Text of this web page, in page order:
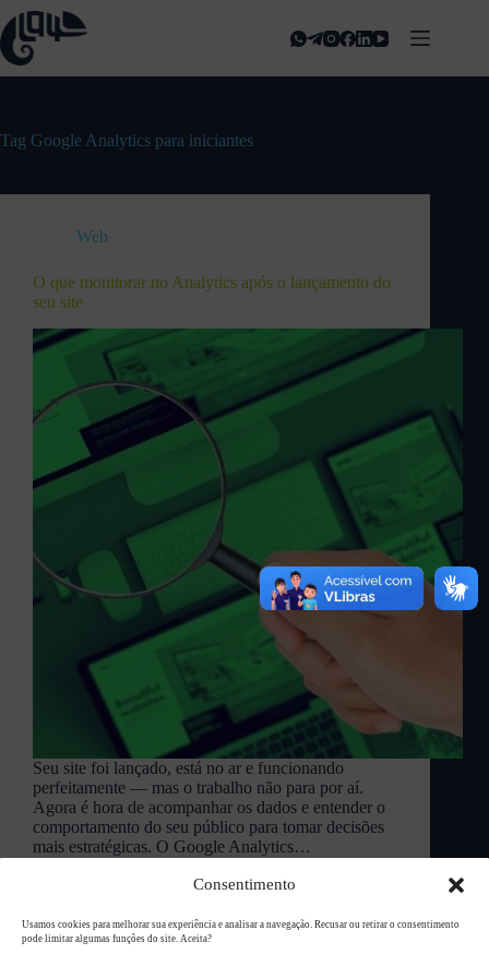
Consentimento
Usamos cookies para melhorar sua experiência e analisar a navegação. Recusar ou retirar o consentimento
pode limitar algumas funções do site. Aceita?
Tag Google Analytics para iniciantes
Web
O que monitorar no Analytics após o lançamento do
seu site
Seu site foi lançado, está no ar e funcionando
perfeitamente — mas o trabalho não para por aí.
Agora é hora de acompanhar os dados e entender o
comportamento do seu público para tomar decisões
mais estratégicas. O Google Analytics…